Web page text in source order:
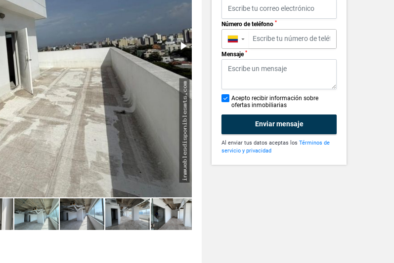
Número de teléfono *
▼
Mensaje *
Acepto recibir información sobre
ofertas inmobiliarias
Enviar mensaje
Al enviar tus datos aceptas los Términos de
servicio y privacidad